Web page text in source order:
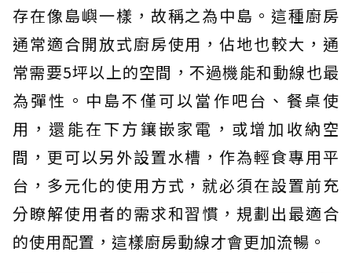
存在像島嶼一樣，故稱之為中島。這種廚房
通常適合開放式廚房使用，佔地也較大，通
常需要5坪以上的空間，不過機能和動線也最
為彈性。中島不僅可以當作吧台、餐桌使
用，還能在下方鑲嵌家電，或增加收納空
間，更可以另外設置水槽，作為輕食專用平
台，多元化的使用方式，就必須在設置前充
分瞭解使用者的需求和習慣，規劃出最適合
的使用配置，這樣廚房動線才會更加流暢。